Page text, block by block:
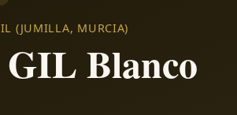
(JUMILLA, MURCIA)
Blanco